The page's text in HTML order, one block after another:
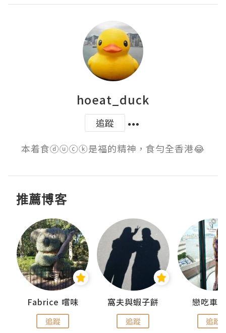
hoeat_duck
追蹤
本着食ⓓⓤⓒⓚ是福的精神，食勻全香港😂
推薦博客
Fabrice 嚐味
追蹤
窩夫與蝦子餅
追蹤
戀吃車
追蹤